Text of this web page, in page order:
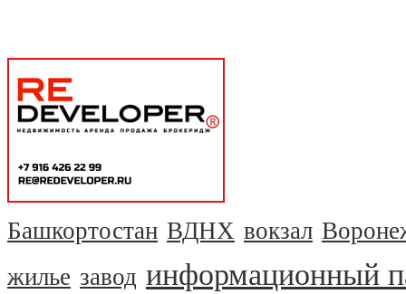
Башкортостан ВДНХ вокзал
жилье завод информационный